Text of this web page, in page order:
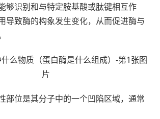
够识别和与特定胺基酸或肽键相互作
导致酶的构象发生变化，从而促进酶与
部位是其分子中的一个凹陷区域，通常